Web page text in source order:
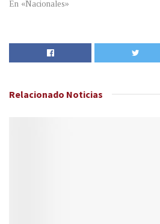
En «Nacionales»
Relacionado Noticias